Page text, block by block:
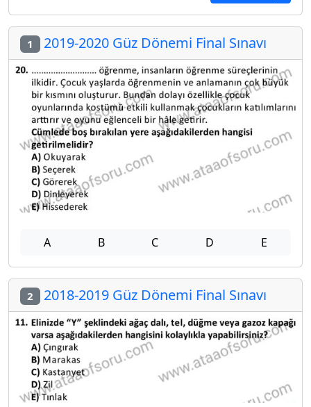
1 2019-2020 Güz Dönemi Final Sınavı
A B C D E
2 2018-2019 Güz Dönemi Final Sınavı